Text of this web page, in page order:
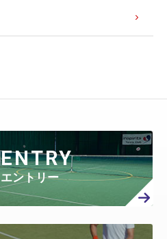
ENTRY
エントリー